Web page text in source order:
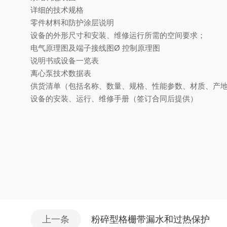
详细的技术规格
零件材料和防护涂层说明
设备的外形尺寸和安装、维修运行所需的空间要求；
电气原理图及端子接线图Ø 控制原理图
说明书或设备一览表
离心泵技术数据表
供货清单（包括名称、数量、规格、性能参数、材质、产
设备的安装、运行、维修手册（签订合同后提供）
上一条 粉碎型格栅带漏水和过热保护